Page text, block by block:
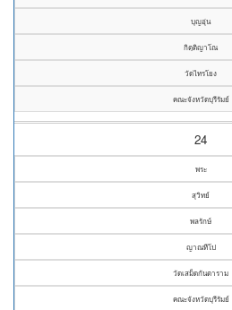
บุญอุ่น
กิตฺติญาโณ
วัดไทรโยง
คณะจังหวัดบุรีรัมย์
24
พระ
สุวิทย์
พลรักษ์
ญาณทีโป
วัดเสม็ดกันตาราม
คณะจังหวัดบุรีรัมย์